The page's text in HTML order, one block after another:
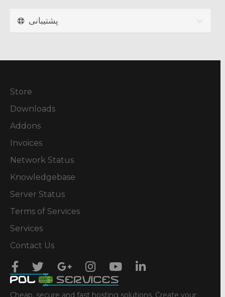
پشتیبانی
Store
Downloads
Addons
Invoices
Network Status
Knowledgebase
Server Status
Terms of Services
Services
Contact Us
Cheap, secure and fast hosting solutions. Create your